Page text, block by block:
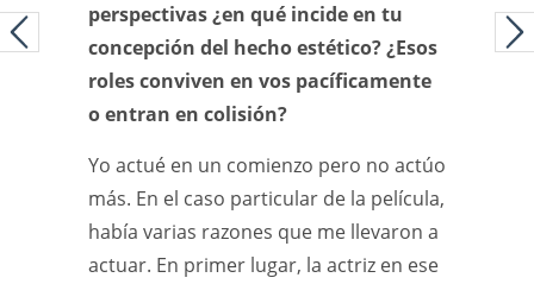
perspectivas ¿en qué incide en tu
concepción del hecho estético? ¿Esos
roles conviven en vos pacíficamente
o entran en colisión?
Yo actué en un comienzo pero no actúo
más. En el caso particular de la película,
había varias razones que me llevaron a
actuar. En primer lugar, la actriz en ese